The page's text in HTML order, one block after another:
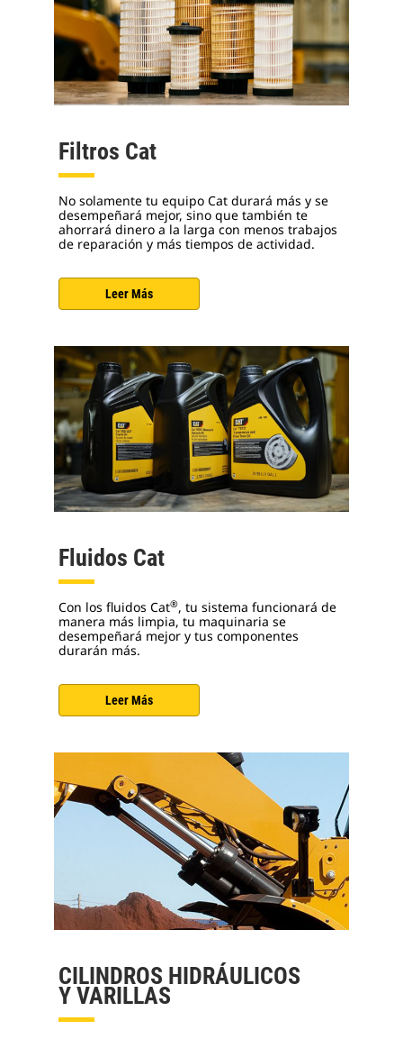
Filtros Cat
No solamente tu equipo Cat durará más y se
desempeñará mejor, sino que también te
ahorrará dinero a la larga con menos trabajos
de reparación y más tiempos de actividad.
Leer Más
Fluidos Cat
Con los fluidos Cat®, tu sistema funcionará de
manera más limpia, tu maquinaria se
desempeñará mejor y tus componentes
durarán más.
Leer Más
CILINDROS HIDRÁULICOS
Y VARILLAS